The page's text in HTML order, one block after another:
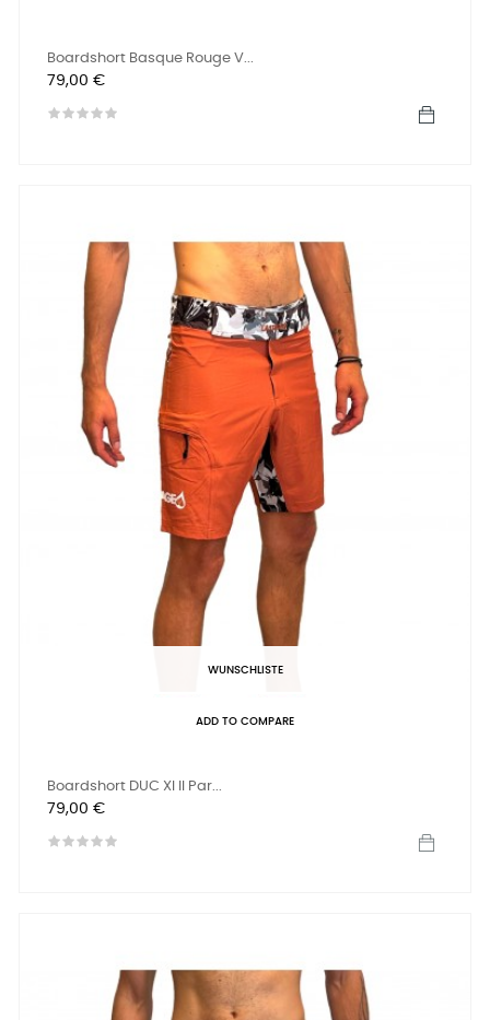
Boardshort Basque Rouge V...
Preis
79,00 €
WUNSCHLISTE
ADD TO COMPARE
Boardshort DUC XI II Par...
Preis
79,00 €